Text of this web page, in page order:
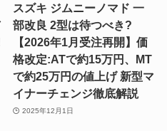
スズキ ジムニーノマド 一
部改良 2型は待つべき?
【2026年1月受注再開】価
格改定:ATで約15万円、MT
で約25万円の値上げ 新型マ
イナーチェンジ徹底解説
2025年12月1日